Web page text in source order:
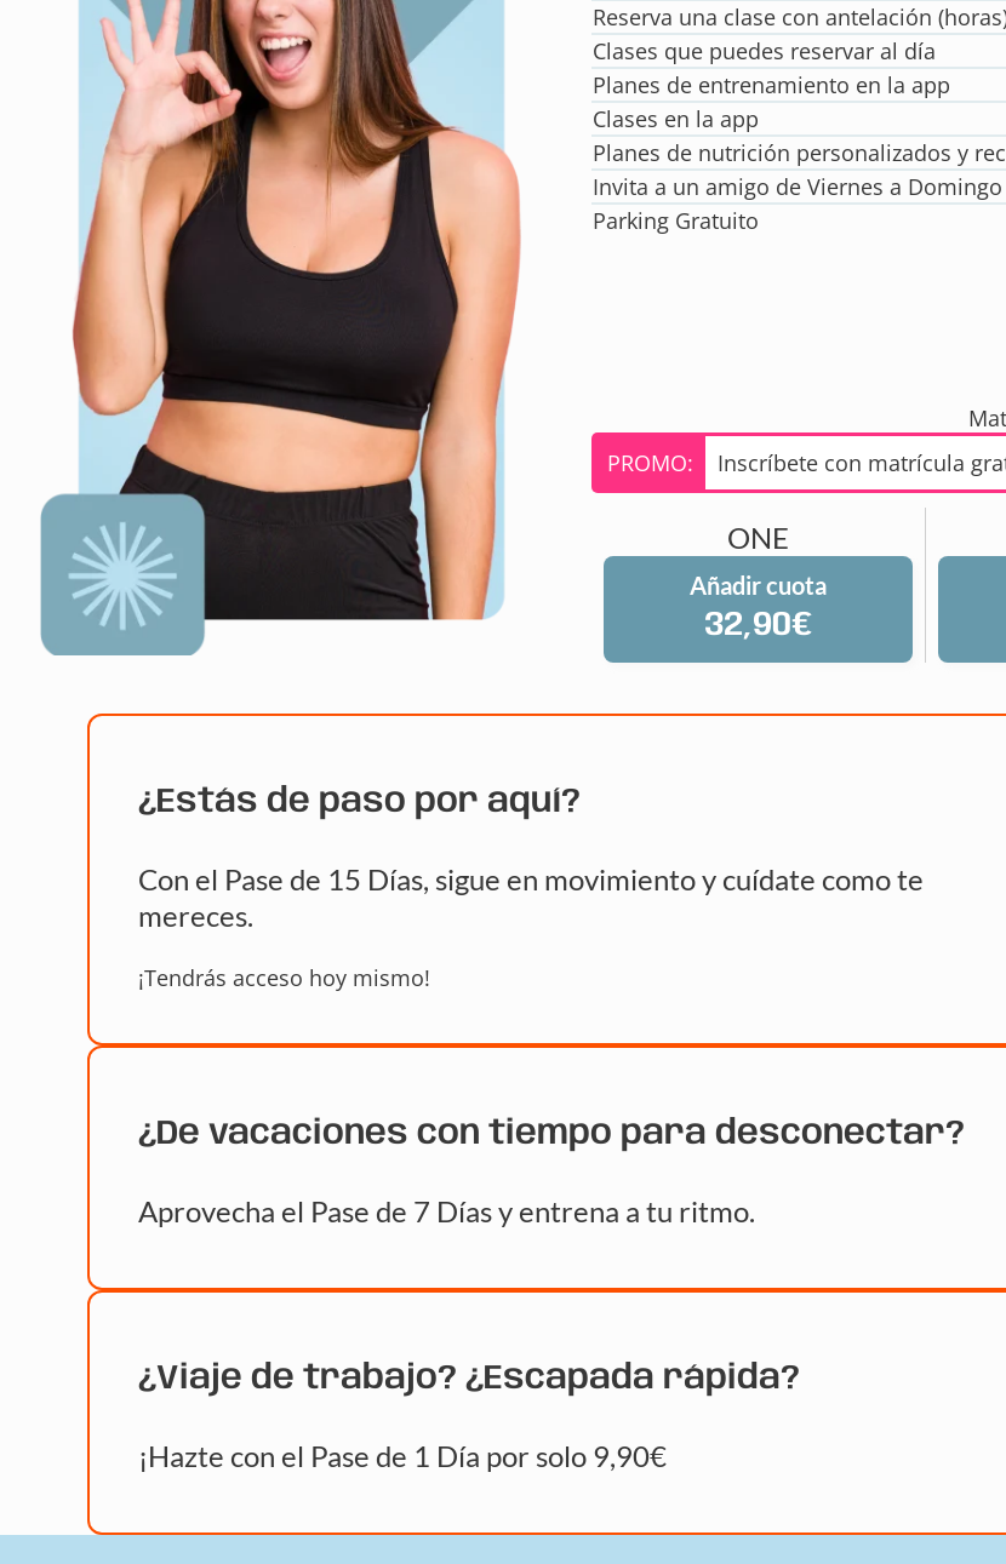
Reserva una clase con antelación
Clases que puedes reservar al día
Planes de entrenamiento en la app
Clases en la app
Planes de nutrición personalizados y
Invita a un amigo de Viernes a Domingo
Parking Gratuito
PROMO:
Inscríbete con matrícula
ONE
Añadir cuota
32,90€
¿Estás de paso por aquí?
Con el Pase de 15 Días, sigue en movimiento y cuídate como te
mereces.
¡Tendrás acceso hoy mismo!
¿De vacaciones con tiempo para desconectar?
Aprovecha el Pase de 7 Días y entrena a tu ritmo.
¿Viaje de trabajo? ¿Escapada rápida?
¡Hazte con el Pase de 1 Día por solo 9,90€